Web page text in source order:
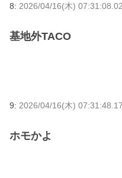
8: 2026/04/16(木)
基地外TACO
9: 2026/04/16(木)
ホモかよ